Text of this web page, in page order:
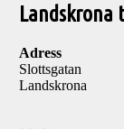
Landskrona
Adress
Slottsgatan
Landskrona